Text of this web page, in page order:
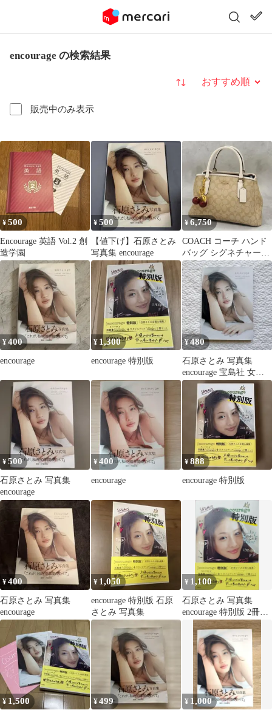
encourage の検索結果
販売中のみ表示
並び替え
¥500
Encourage 英語 Vol.2 創
造学園
¥500
【値下げ】石原さとみ
写真集 encourage
¥6,750
COACH コーチ ハンド
バッグ シグネチャー
58310 PVC レザー
¥400
encourage
¥ 1,300
encourage 特別版
¥480
石原さとみ 写真集
encourage 宝島社 女優
タレント写真集
¥500
石原さとみ 写真集
encourage
¥400
encourage
¥888
encourage 特別版
¥400
石原さとみ 写真集
encourage
¥ 1,050
encourage 特別版 石原
さとみ 写真集
¥ 1,100
石原さとみ 写真集
encourage 特別版 2冊セ
ット
¥ 1,500 ¥499 ¥ 1,000